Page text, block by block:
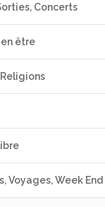
Concerts
être
Voyages, Week End